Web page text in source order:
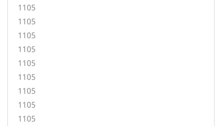
1105
1105
1105
1105
1105
1105
1105
1105
1105